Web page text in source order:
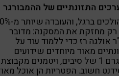
התזונתיים של ההמבורגר
9.4 גרם חלבון בכל המבורגר לא
רק מחזקת את המסקנה: מדובר
אולגה רז כדי ללמוד עוד על
מאוד מיוחדים שידועים
חשוב. הפטריות הן אוכל